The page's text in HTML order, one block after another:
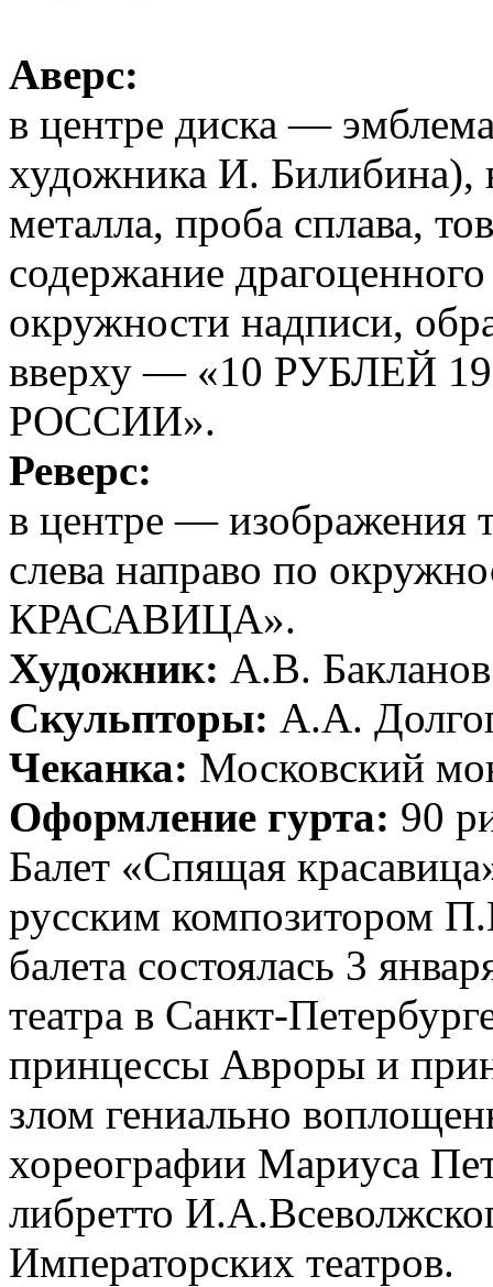
Аверс:
в центре диска —
художника И. Билибина),
металла, проба сплава,
содержание
окружности надписи,
вверху — «10 РУБЛЕЙ
РОССИИ».
Реверс:
в центре — изображения
слева направо по
КРАСАВИЦА».
Художник: А.В.
Скульпторы: А.А.
Чеканка: Московский
Оформление гурта: 90
Балет «Спящая
русским композитором
балета состоялась 3
театра в Санкт-
принцессы Авроры и
злом гениально
хореографии Мариуса
либретто
Императорских театров.